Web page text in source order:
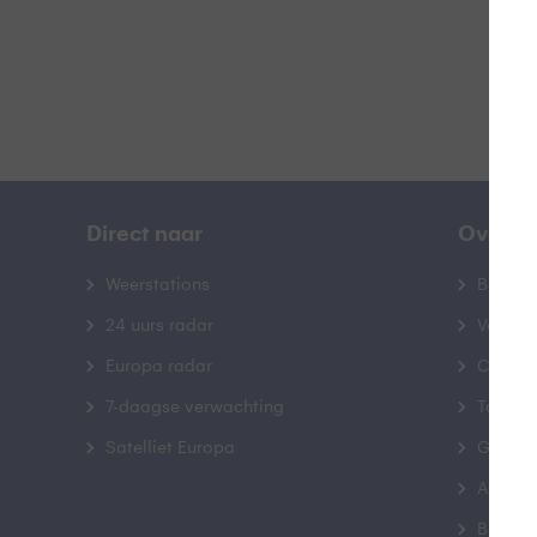
Direct naar
Weerstations
24 uurs radar
Europa radar
7-daagse verwachting
Satelliet Europa
Over
Contact